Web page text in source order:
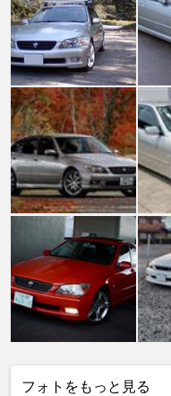
フォトをもっと見る